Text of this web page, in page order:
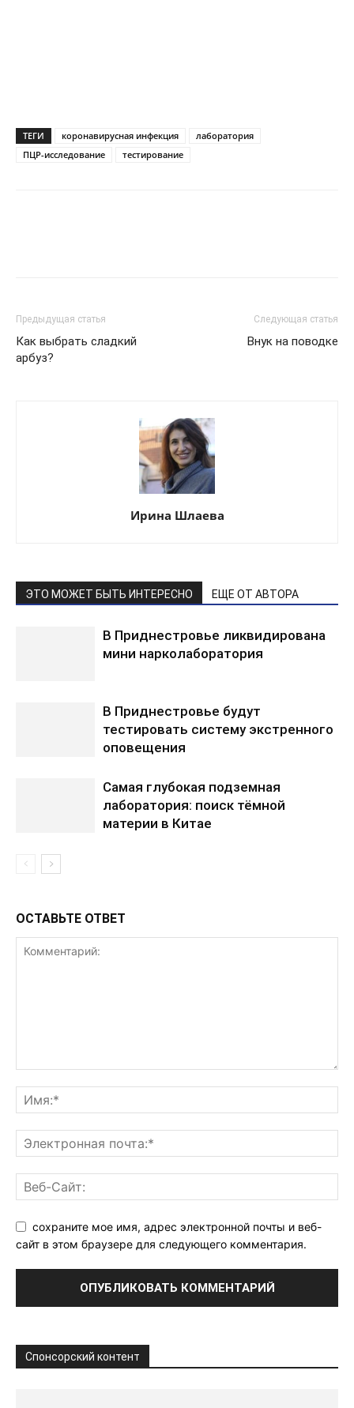
ТЕГИ коронавирусная инфекция
лаборатория
ПЦР-исследование
тестирование
Предыдущая статья
Как выбрать сладкий
арбуз?
Следующая статья
Внук на поводке
Ирина Шлаева
ЭТО МОЖЕТ БЫТЬ ИНТЕРЕСНО ЕЩЕ ОТ АВТОРА
В Приднестровье ликвидирована
мини нарколаборатория
В Приднестровье будут
тестировать систему экстренного
оповещения
Самая глубокая подземная
лаборатория: поиск тёмной
материи в Китае
ОСТАВЬТЕ ОТВЕТ
сохраните мое имя, адрес электронной почты и веб-
сайт в этом браузере для следующего комментария.
Спонсорский контент